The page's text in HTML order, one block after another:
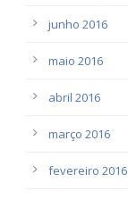
junho 2016
maio 2016
abril 2016
março 2016
fevereiro 2016